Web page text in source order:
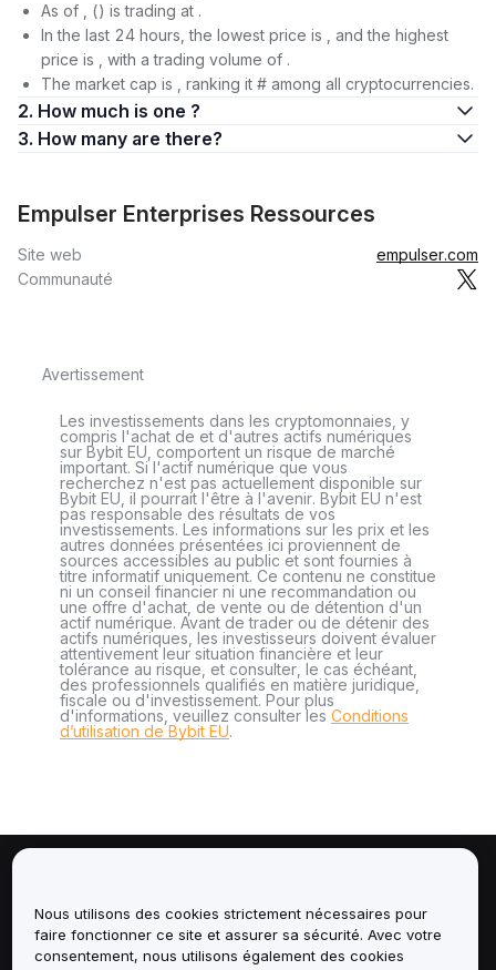
As of , () is trading at .
In the last 24 hours, the lowest price is , and the highest
price is , with a trading volume of .
The market cap is , ranking it # among all cryptocurrencies.
2. How much is one ?
3. How many are there?
Empulser Enterprises Ressources
Site web
empulser.com
Communauté
Avertissement
Les investissements dans les cryptomonnaies, y
compris l'achat de et d'autres actifs numériques
sur Bybit EU, comportent un risque de marché
important. Si l'actif numérique que vous
recherchez n'est pas actuellement disponible sur
Bybit EU, il pourrait l'être à l'avenir. Bybit EU n'est
pas responsable des résultats de vos
investissements. Les informations sur les prix et les
autres données présentées ici proviennent de
sources accessibles au public et sont fournies à
titre informatif uniquement. Ce contenu ne constitue
ni un conseil financier ni une recommandation ou
une offre d'achat, de vente ou de détention d'un
actif numérique. Avant de trader ou de détenir des
actifs numériques, les investisseurs doivent évaluer
attentivement leur situation financière et leur
tolérance au risque, et consulter, le cas échéant,
des professionnels qualifiés en matière juridique,
fiscale ou d'investissement. Pour plus
d'informations, veuillez consulter les Conditions
d’utilisation de Bybit EU.
Services
Nous utilisons des cookies strictement nécessaires pour
faire fonctionner ce site et assurer sa sécurité. Avec votre
consentement, nous utilisons également des cookies